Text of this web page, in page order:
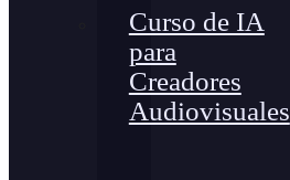
Curso de IA
para
Creadores
Audiovisuales